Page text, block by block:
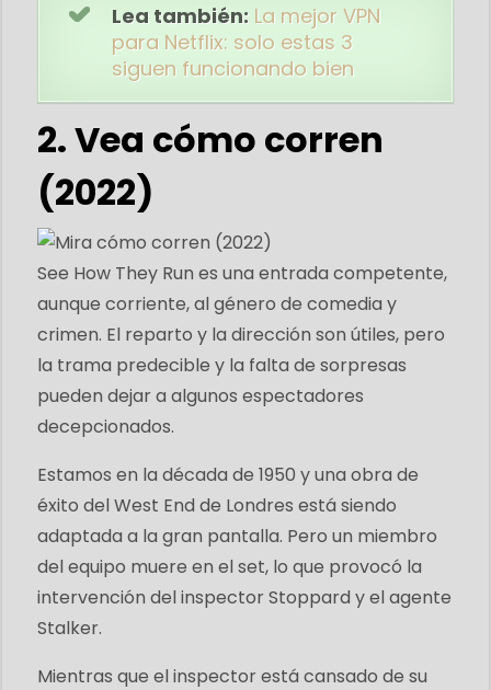
Lea también: La mejor VPN
para Netflix: solo estas 3
siguen funcionando bien
2. Vea cómo corren
(2022)
See How They Run es una entrada competente,
aunque corriente, al género de comedia y
crimen. El reparto y la dirección son útiles, pero
la trama predecible y la falta de sorpresas
pueden dejar a algunos espectadores
decepcionados.
Estamos en la década de 1950 y una obra de
éxito del West End de Londres está siendo
adaptada a la gran pantalla. Pero un miembro
del equipo muere en el set, lo que provocó la
intervención del inspector Stoppard y el agente
Stalker.
Mientras que el inspector está cansado de su